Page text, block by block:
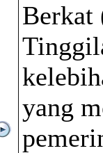
Berkat
yang